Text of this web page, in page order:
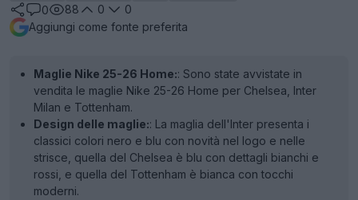
0
88 0
0
Aggiungi come fonte preferita
Maglie Nike 25-26 Home:: Sono state avvistate in
vendita le maglie Nike 25-26 Home per Chelsea, Inter
Milan e Tottenham.
Design delle maglie:: La maglia dell'Inter presenta i
classici colori nero e blu con novità nel logo e nelle
strisce, quella del Chelsea è blu con dettagli bianchi e
rossi, e quella del Tottenham è bianca con tocchi
moderni.